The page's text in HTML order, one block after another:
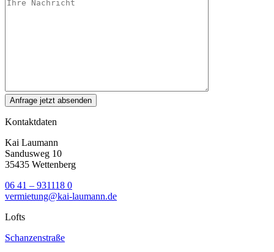
Kontaktdaten
Kai Laumann
Sandusweg 10
35435 Wettenberg
06 41 – 931118 0
vermietung@kai-laumann.de
Lofts
Schanzenstraße